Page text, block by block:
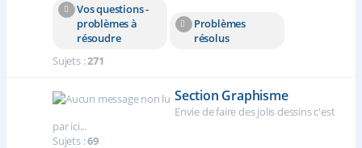
Vos questions -
problèmes à
résoudre
Problèmes
résolus
Sujets :271
Section Graphisme
Envie de faire des jolis dessins c'est
par ici...
Sujets :69